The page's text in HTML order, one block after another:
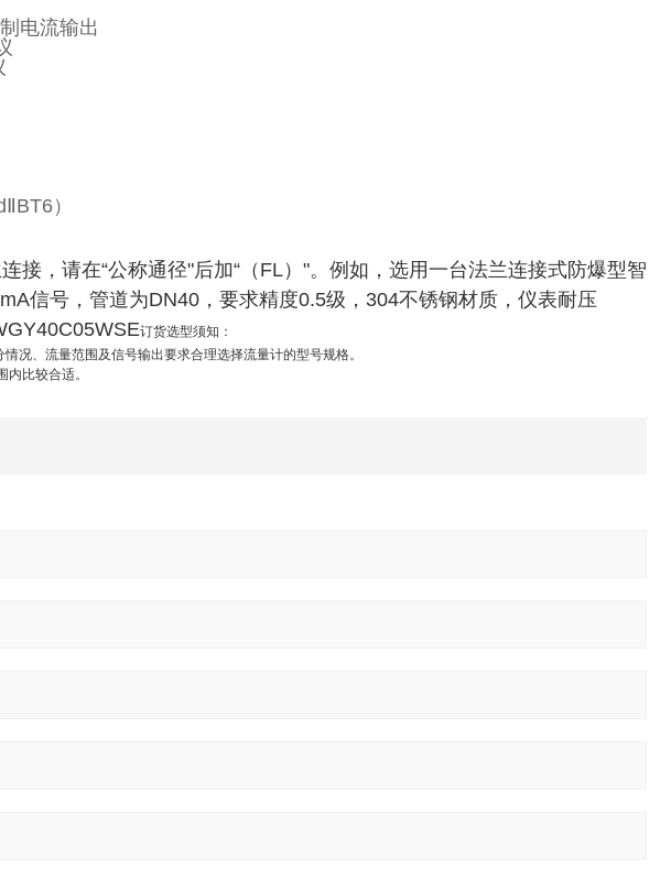
电流输出
）
接，请在“公称通径"后加“（FL）"。例如，选用一台法兰连接式防爆型智
信号，管道为DN40，要求精度0.5级，304不锈钢材质，仪表耐压
订货选型须知：
况、流量范围及信号输出要求合理选择流量计的型号规格。
比较合适。